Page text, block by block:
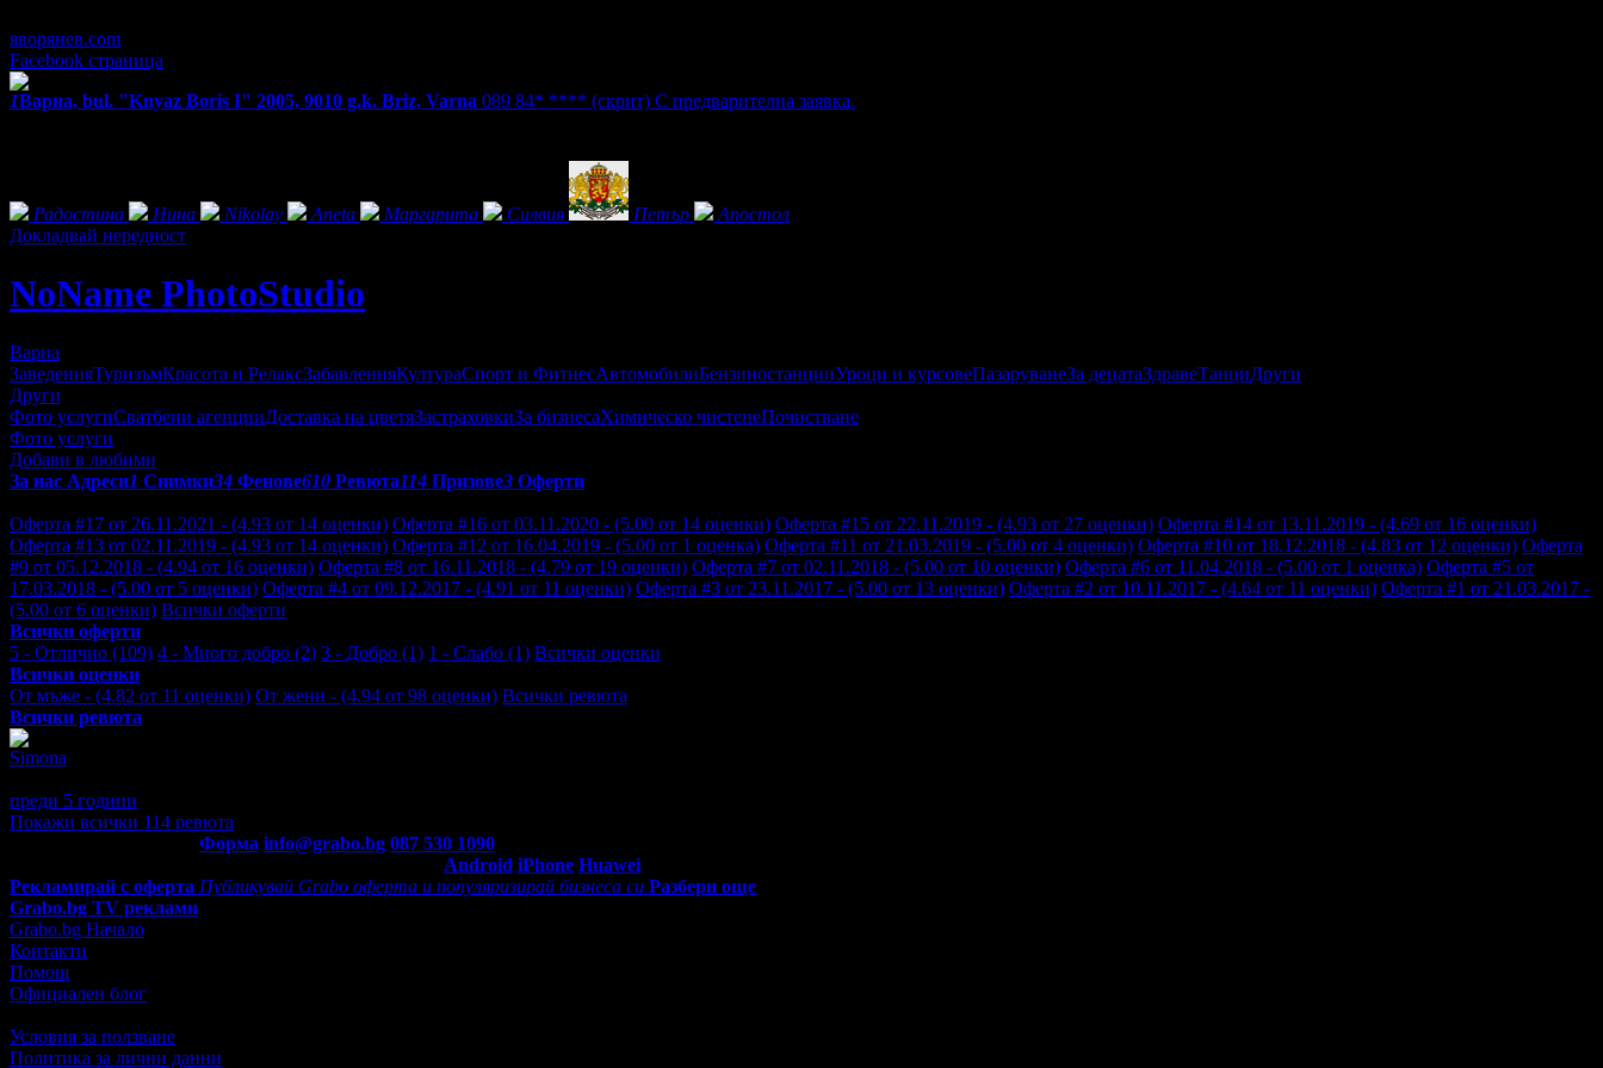
яворянев.com
Facebook страница
1Варна, bul. "Knyaz Boris I" 2005, 9010 g.k. Briz, Varna 089 84* **** (скрит) С предварителна заявка.
Радостина Нина Nikolay Aneta Маргарита Силвия Петър
Апостол
Докладвай нередност
NoName PhotoStudio
Варна
ЗаведенияТуризъмКрасота и РелаксЗабавленияКултураСпорт и ФитнесАвтомобилиБензиностанцииУроци и курсовеПазаруванеЗа децатаЗдравеТанциДруги
Други
Фото услугиСватбени агенцииДоставка на цветяЗастраховкиЗа бизнесаХимическо чистенеПочистване
Фото услуги
Добави в любими
За нас Адреси1 Снимки34 Фенове610 Ревюта114 Призове3 Оферти
Оферта #17 от 26.11.2021 - (4.93 от 14 оценки) Оферта #16 от 03.11.2020 - (5.00 от 14 оценки) Оферта #15 от 22.11.2019 - (4.93 от 27 оценки) Оферта #14 от 13.11.2019 - (4.69 от 16 оценки)
Оферта #13 от 02.11.2019 - (4.93 от 14 оценки) Оферта #12 от 16.04.2019 - (5.00 от 1 оценка) Оферта #11 от 21.03.2019 - (5.00 от 4 оценки) Оферта #10 от 18.12.2018 - (4.83 от 12 оценки) Оферта
#9 от 05.12.2018 - (4.94 от 16 оценки) Оферта #8 от 16.11.2018 - (4.79 от 19 оценки) Оферта #7 от 02.11.2018 - (5.00 от 10 оценки) Оферта #6 от 11.04.2018 - (5.00 от 1 оценка) Оферта #5 от
17.03.2018 - (5.00 от 5 оценки) Оферта #4 от 09.12.2017 - (4.91 от 11 оценки) Оферта #3 от 23.11.2017 - (5.00 от 13 оценки) Оферта #2 от 10.11.2017 - (4.64 от 11 оценки) Оферта #1 от 21.03.2017 -
(5.00 от 6 оценки) Всички оферти
Всички оферти
5 - Отлично (109) 4 - Много добро (2) 3 - Добро (1) 1 - Слабо (1) Всички оценки
Всички оценки
От мъже - (4.82 от 11 оценки) От жени - (4.94 от 98 оценки) Всички ревюта
Всички ревюта
Simona
преди 5 години
Покажи всички 114 ревюта
Форма info@grabo.bg 087 530 1090
Android iPhone Huawei
Рекламирай с оферта Публикувай Grabo оферта и популяризирай бизнеса си Разбери още
Grabo.bg TV реклами
Grabo.bg Начало
Контакти
Помощ
Официален блог
Условия за ползване
Политика за лични данни